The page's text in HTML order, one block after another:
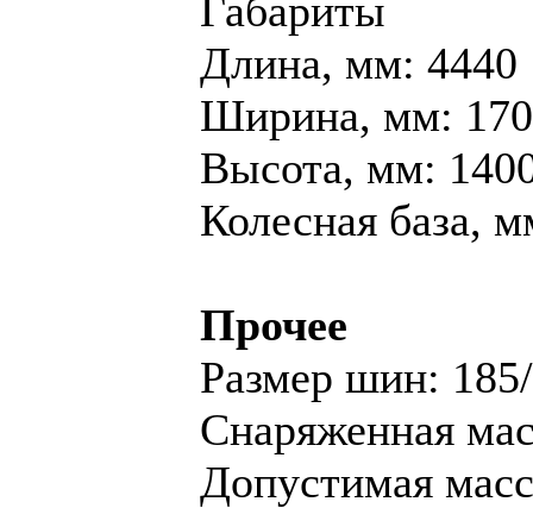
Габариты
Длина, мм: 4440
Ширина, мм:
Высота, мм:
Колесная база,
Прочее
Размер шин:
Снаряженная
Допустимая